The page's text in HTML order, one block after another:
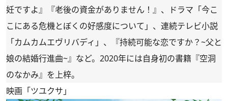
妊ですよ』『老後の資金がありません！』、ドラマ「今こ
こにある危機とぼくの好感度について」、連続テレビ小説
「カムカムエヴリバディ」、『持続可能な恋ですか？~父と
娘の結婚行進曲~』など。2020年には自身初の書籍『空洞
のなかみ』を上梓。
映画「ツユクサ」